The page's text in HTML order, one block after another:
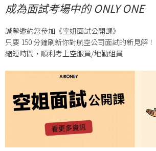
成為面試考場中的 ONLY ONE
誠摯邀約您參加《空姐面試公開課》
只要 150 分鐘刷新你對航空公司面試的新見解！
縮短時間，順利考上空服員/地勤組員